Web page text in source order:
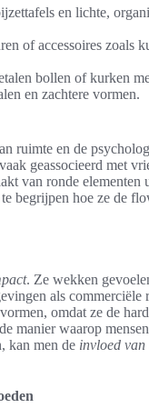
en lichte,
of accessoires zoals
bollen of kurken
en zachtere vormen.
ruimte en de
geassocieerd met
van ronde elementen
begrijpen hoe ze de
. Ze wekken
als commerciële
omdat ze de
manier waarop
kan men de invloed